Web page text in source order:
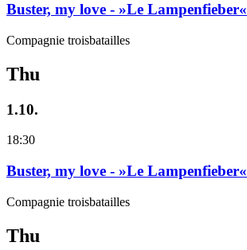
Buster, my love - »Le Lampenfieber«
Compagnie troisbatailles
Thu
1.10.
18:30
Buster, my love - »Le Lampenfieber«
Compagnie troisbatailles
Thu